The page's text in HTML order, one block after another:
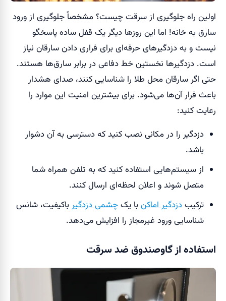
اولین راه جلوگیری از سرقت چیست؟ مشخصاً جلوگیری از ورود
سارق به خانه! اما این روزها دیگر یک قفل ساده پاسخگو
نیست و به دزدگیرهای حرفه‌ای برای فراری دادن سارقان نیاز
است. دزدگیرها نخستین خط دفاعی در برابر سارق‌ها هستند.
حتی اگر سارقان محل طلا را شناسایی کنند، صدای هشدار
باعث فرار آن‌ها می‌شود. برای بیشترین امنیت این موارد را
رعایت کنید:
دزدگیر را در مکانی نصب کنید که دسترسی به آن دشوار
باشد.
از سیستم‌هایی استفاده کنید که به تلفن همراه شما
متصل شوند و اعلان لحظه‌ای ارسال کنند.
ترکیبدزدگیر اماکنبا یکچشمی دزدگیر باکیفیت، شانس
شناسایی ورود غیرمجاز را افزایش می‌دهد.
استفاده از گاوصندوق ضد سرقت